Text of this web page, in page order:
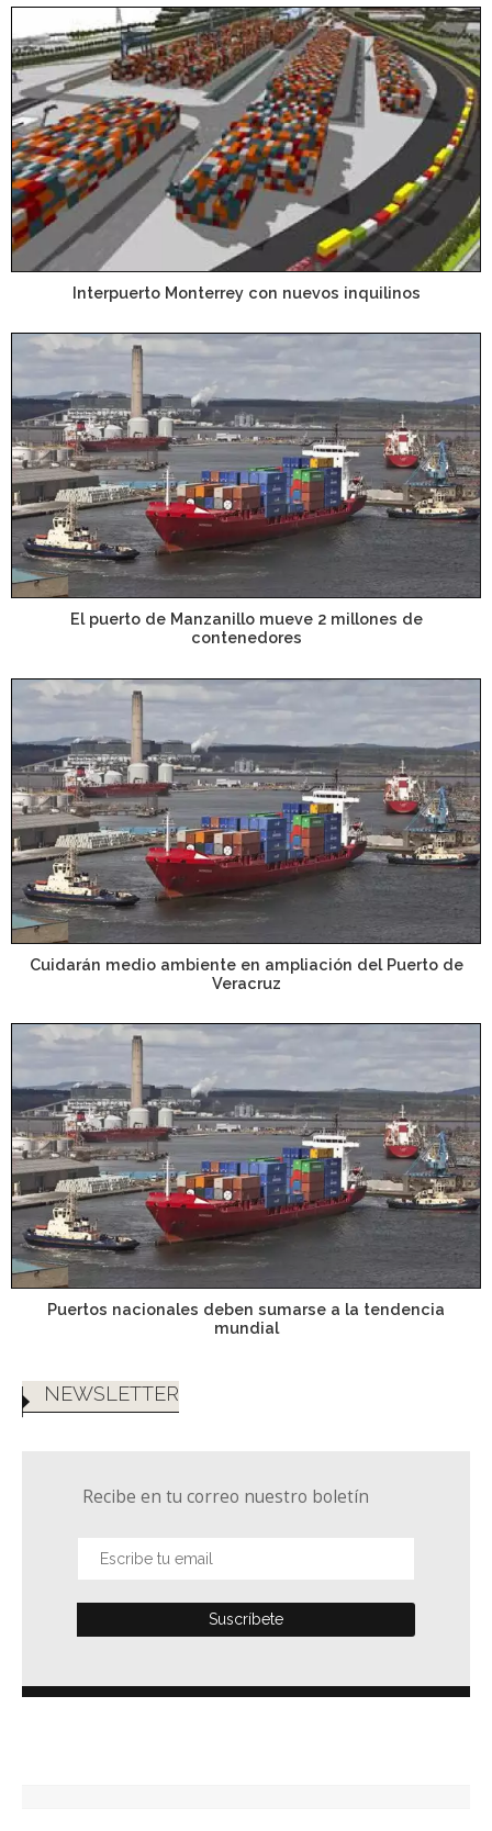
Interpuerto Monterrey con nuevos inquilinos
El puerto de Manzanillo mueve 2 millones de
contenedores
Cuidarán medio ambiente en ampliación del Puerto de
Veracruz
Puertos nacionales deben sumarse a la tendencia
mundial
NEWSLETTER
Recibe en tu correo nuestro boletín